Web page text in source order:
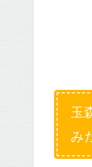
玉
み